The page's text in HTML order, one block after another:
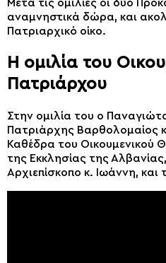
Μετά τις ομιλίες οι δύο
αναμνηστικά δώρα, και
Πατριαρχικό οίκο.
H ομιλία του
Πατριάρχου
Στην ομιλία του ο
Πατριάρχης Βαρθολομαίος
Καθέδρα του Οικουμενικού
της Εκκλησίας της
Αρχιεπίσκοπο κ. Ιωάννη, και